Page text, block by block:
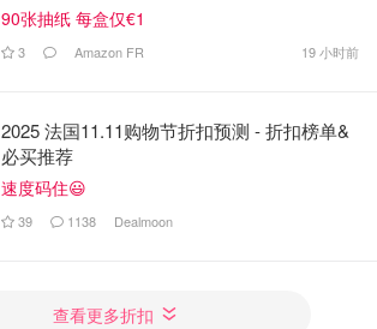
90张抽纸 每盒仅€1
3 Amazon FR 19 小时前
2025 法国11.11购物节折扣预测 - 折扣榜单&
必买推荐
速度码住😃
39 1138 Dealmoon
查看更多折扣